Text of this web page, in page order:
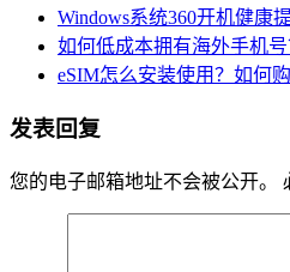
Windows系统360开机健康
如何低成本拥有海外手机号
eSIM怎么安装使用？如何购
发表回复
您的电子邮箱地址不会被公开。